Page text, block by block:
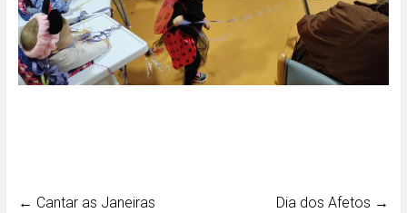
← Cantar as Janeiras Dia dos Afetos →